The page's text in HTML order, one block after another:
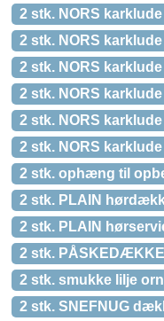
2 stk. NORS
2 stk. NORS
2 stk. NORS
2 stk. NORS
2 stk. NORS
2 stk. NORS
2 stk. ophæng til
2 stk. PLAIN
2 stk. PLAIN
2 stk.
2 stk. smukke lilje
2 stk. SNEFNUG